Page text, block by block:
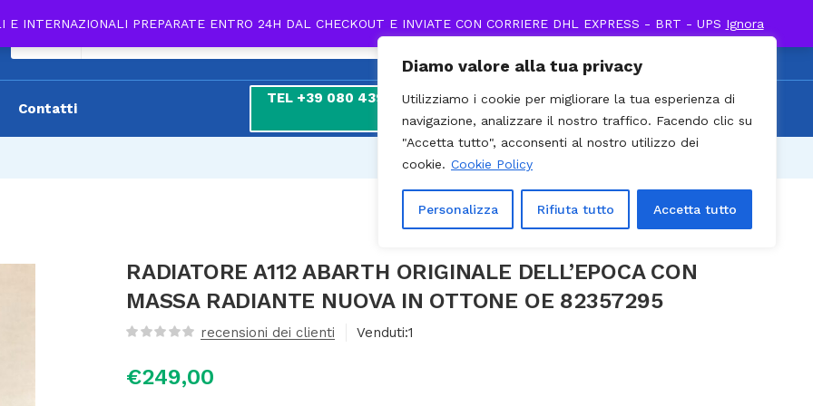
Diamo valore alla tua privacy
Utilizziamo i cookie per migliorare la tua esperienza di
navigazione, analizzare il nostro traffico. Facendo clic su
"Accetta tutto", acconsenti al nostro utilizzo dei
cookie. Cookie Policy
Personalizza Rifiuta tutto Accetta tutto
INTERNAZIONALI PREPARATE ENTRO 24H DAL CHECKOUT E INVIATE CON CORRIERE DHL EXPRESS - BRT - UPS Ignora
0
Contatti
TEL +39 080 439 1800 / Cell. +39 338 895
7903
Recenti
CON MASSA RADIANTE NUOVA IN
1
€249,00
RADIATORE A112 ABARTH ORIGINALE DELL’EPOCA CON
MASSA RADIANTE NUOVA IN OTTONE OE 82357295
recensioni dei clienti Venduti:1
€249,00